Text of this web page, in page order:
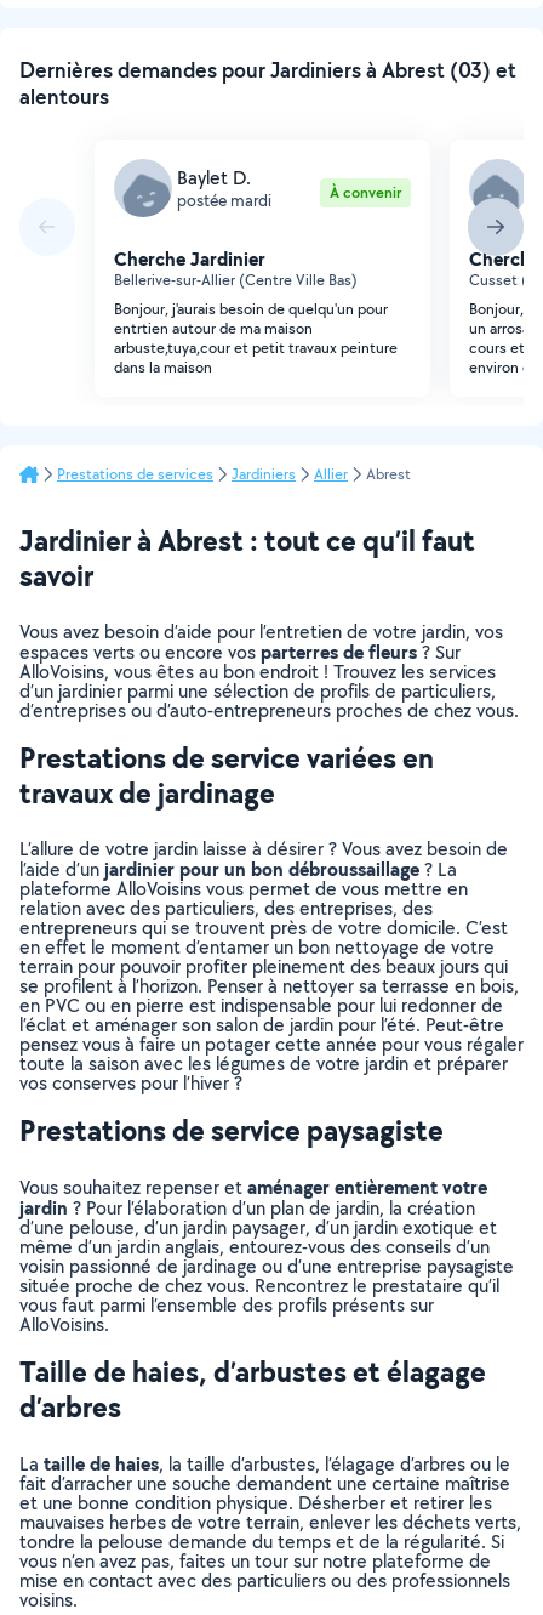
Dernières demandes pour Jardiniers à Abrest (03) et
alentours
Baylet D.
postée mardi À convenir
Cherche Jardinier
Bellerive-sur-Allier (Centre Ville Bas)
Bonjour, j'aurais besoin de quelqu'un pour
entrtien autour de ma maison
arbuste,tuya,cour et petit travaux peinture
dans la maison
Cusset
Bonjour,
un
cours et
environ
Prestations de services Jardiniers Allier Abrest
Jardinier à Abrest : tout ce qu’il faut
savoir
Vous avez besoin d’aide pour l’entretien de votre jardin, vos
espaces verts ou encore vosparterres de fleurs? Sur
AlloVoisins, vous êtes au bon endroit ! Trouvez les services
d’un jardinier parmi une sélection de profils de particuliers,
d’entreprises ou d’auto-entrepreneurs proches de chez vous.
Prestations de service variées en
travaux de jardinage
L’allure de votre jardin laisse à désirer ? Vous avez besoin de
l’aide d’unjardinier pour un bon débroussaillage? La
plateforme AlloVoisins vous permet de vous mettre en
relation avec des particuliers, des entreprises, des
entrepreneurs qui se trouvent près de votre domicile. C’est
en effet le moment d’entamer un bon nettoyage de votre
terrain pour pouvoir profiter pleinement des beaux jours qui
se profilent à l’horizon. Penser à nettoyer sa terrasse en bois,
en PVC ou en pierre est indispensable pour lui redonner de
l’éclat et aménager son salon de jardin pour l’été. Peut-être
pensez vous à faire un potager cette année pour vous régaler
toute la saison avec les légumes de votre jardin et préparer
vos conserves pour l’hiver ?
Prestations de service paysagiste
Vous souhaitez repenser etaménager entièrement votre
jardin ? Pour l’élaboration d’un plan de jardin, la création
d’une pelouse, d’un jardin paysager, d’un jardin exotique et
même d’un jardin anglais, entourez-vous des conseils d’un
voisin passionné de jardinage ou d’une entreprise paysagiste
située proche de chez vous. Rencontrez le prestataire qu’il
vous faut parmi l’ensemble des profils présents sur
AlloVoisins.
Taille de haies, d’arbustes et élagage
d’arbres
La taille de haies, la taille d’arbustes, l’élagage d’arbres ou le
fait d’arracher une souche demandent une certaine maîtrise
et une bonne condition physique. Désherber et retirer les
mauvaises herbes de votre terrain, enlever les déchets verts,
tondre la pelouse demande du temps et de la régularité. Si
vous n’en avez pas, faites un tour sur notre plateforme de
mise en contact avec des particuliers ou des professionnels
voisins.